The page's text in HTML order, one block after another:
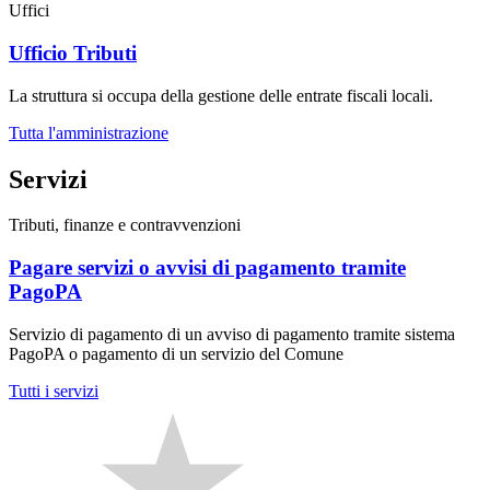
Uffici
Ufficio Tributi
La struttura si occupa della gestione delle entrate fiscali locali.
Tutta l'amministrazione
Servizi
Tributi, finanze e contravvenzioni
Pagare servizi o avvisi di pagamento tramite
PagoPA
Servizio di pagamento di un avviso di pagamento tramite sistema
PagoPA o pagamento di un servizio del Comune
Tutti i servizi